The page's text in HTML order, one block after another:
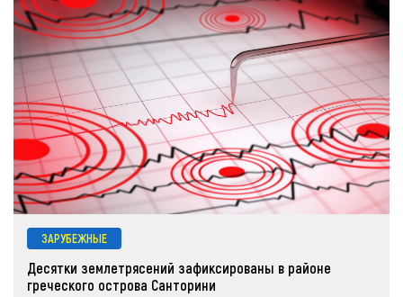
ЗАРУБЕЖНЫЕ
Десятки землетрясений зафиксированы в районе
греческого острова Санторини